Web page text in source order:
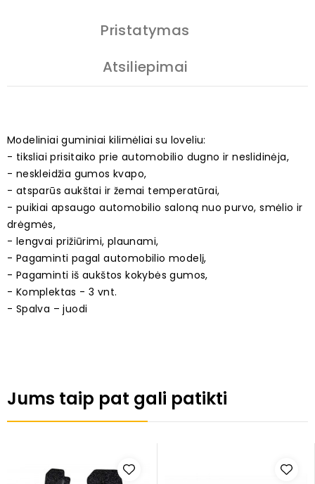
Pristatymas
Atsiliepimai
Modeliniai guminiai kilimėliai su loveliu:
- tiksliai prisitaiko prie automobilio dugno ir neslidinėja,
- neskleidžia gumos kvapo,
- atsparūs aukštai ir žemai temperatūrai,
- puikiai apsaugo automobilio saloną nuo purvo, smėlio ir
drėgmės,
- lengvai prižiūrimi, plaunami,
- Pagaminti pagal automobilio modelį,
- Pagaminti iš aukštos kokybės gumos,
- Komplektas - 3 vnt.
- Spalva – juodi
Jums taip pat gali patikti